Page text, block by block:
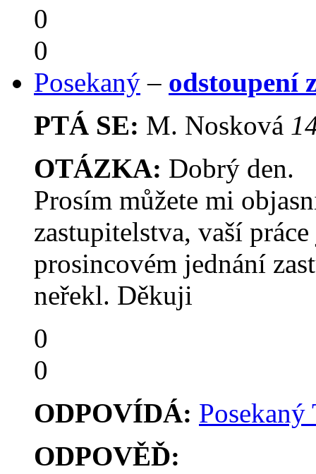
0
0
Posekaný – odstoupení
PTÁ SE: M. Nosková
OTÁZKA: Dobrý den.
Prosím můžete mi
zastupitelstva, vaší
prosincovém jednání
neřekl. Děkuji
0
0
ODPOVÍDÁ: Posekaný
ODPOVĚĎ: